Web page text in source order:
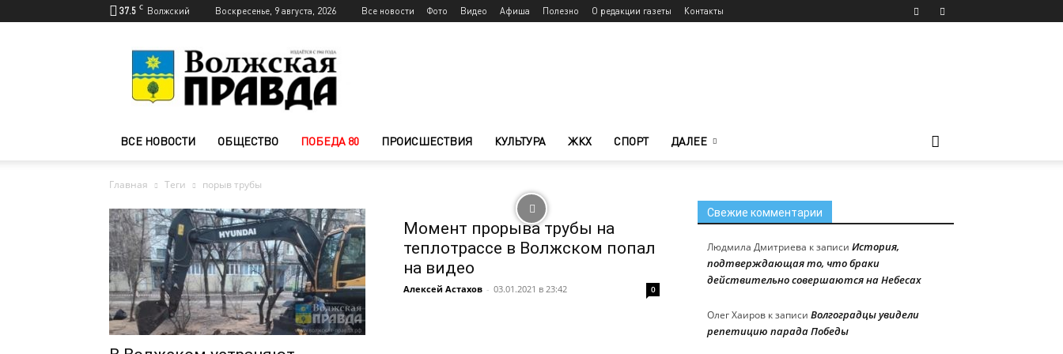
37.5 C Волжский Воскресенье, 9 августа, 2026 Все новости Фото Видео Афиша Полезно О редакции газеты Контакты
Волжского
—
Волжская
ВСЕ НОВОСТИ ОБЩЕСТВО ПОБЕДА 80 ПРОИСШЕСТВИЯ КУЛЬТУРА ЖКХ СПОРТ ДАЛЕЕ
Главная Теги порыв трубы
Момент прорыва трубы на
теплотрассе в Волжском попал
на видео
Алексей Астахов - 03.01.2021 в 23:42 0
Свежие комментарии
Людмила Дмитриева к записи История,
подтверждающая то, что браки
действительно совершаются на Небесах
Олег Хаиров к записи Волгоградцы увидели
репетицию парада Победы